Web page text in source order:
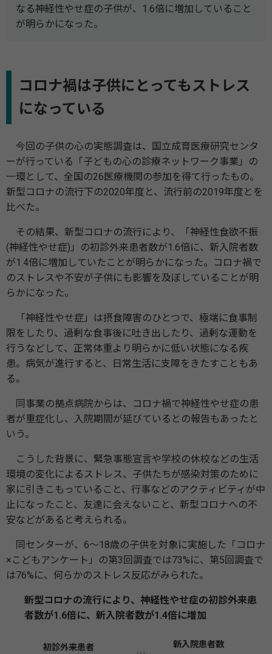
なる神経性やせ症の子供が、1.6倍に増加していること
が明らかになった。
コロナ禍は子供にとってもストレス
になっている
今回の子供の心の実態調査は、国立成育医療研究センタ
ーが行っている「子どもの心の診療ネットワーク事業」の
一環として、全国の26医療機関の参加を得て行ったもの。
新型コロナの流行下の2020年度と、流行前の2019年度とを
比べた。
その結果、新型コロナの流行により、「神経性食欲不振
(神経性やせ症)」の初診外来患者数が1.6倍に、新入院者数
が1.4倍に増加していたことが明らかになった。コロナ禍で
のストレスや不安が子供にも影響を及ぼしていることが明
らかになった。
「神経性やせ症」は摂食障害のひとつで、極端に食事制
限をしたり、過剰な食事後に吐き出したり、過剰な運動を
行うなどして、正常体重より明らかに低い状態になる疾
患。病気が進行すると、日常生活に支障をきたすこともあ
る。
同事業の拠点病院からは、コロナ禍で神経性やせ症の患
者が重症化し、入院期間が延びているとの報告もあったと
いう。
こうした背景に、緊急事態宣言や学校の休校などの生活
環境の変化によるストレス、子供たちが感染対策のために
家に引きこもっていること、行事などのアクティビティが中
止になったこと、友達に会えないこと、新型コロナへの不
安などがあると考えられる。
同センターが、6～18歳の子供を対象に実施した「コロナ
×こどもアンケート」の第3回調査では73%に、第5回調査で
は76%に、何らかのストレス反応がみられた。
新型コロナの流行により、神経性やせ症の初診外来患
者数が1.6倍に、新入院者数が1.4倍に増加
初診外来患者 新入院患者数